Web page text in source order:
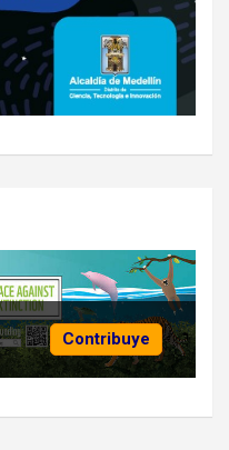
Contribuye